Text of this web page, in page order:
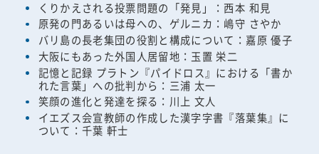
くりかえされる投票問題の「発見」：西本 和見
原発の門あるいは母への、ゲルニカ：嶋守 さやか
バリ島の長老集団の役割と構成について：嘉原 優子
大阪にもあった外国人居留地：玉置 栄二
記憶と記録 プラトン『パイドロス』における「書か
れた言葉」への批判から：三浦 太一
笑顔の進化と発達を探る：川上 文人
イエズス会宣教師の作成した漢字字書『落葉集』に
ついて：千葉 軒士